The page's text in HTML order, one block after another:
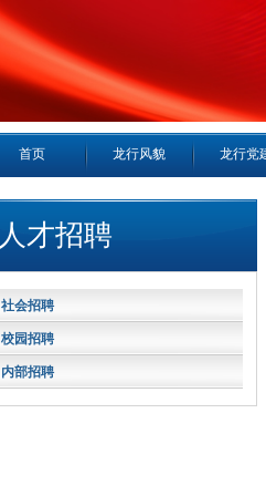
首页 龙行风貌 龙行党
人才招聘
社会招聘
校园招聘
内部招聘